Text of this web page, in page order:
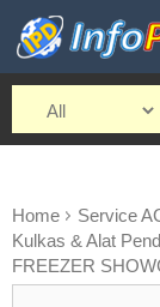
Home Service
Kulkas & Alat
FREEZER